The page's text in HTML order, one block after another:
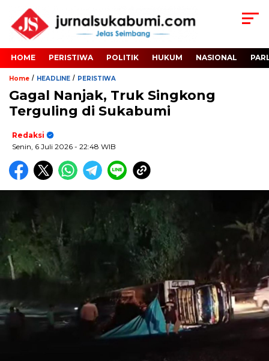
HOME PERISTIWA POLITIK HUKUM NASIONAL
Home / HEADLINE / PERISTIWA
Gagal Nanjak, Truk Singkong
Terguling di Sukabumi
Redaksi
Senin, 6 Juli 2026 - 22:48 WIB